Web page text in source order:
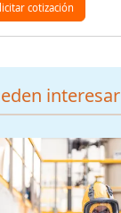
cotización
interesar